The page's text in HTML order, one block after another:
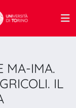
MA-IMA.
IL